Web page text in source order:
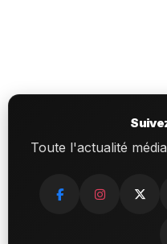
Toute l'actualité